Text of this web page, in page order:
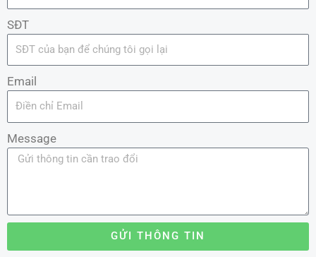
SĐT
Email
Message
GỬI THÔNG TIN